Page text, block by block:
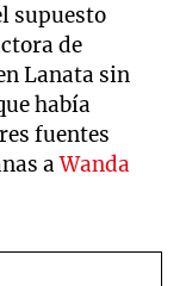
supuesto
de
Lanata sin
había
fuentes
aWanda